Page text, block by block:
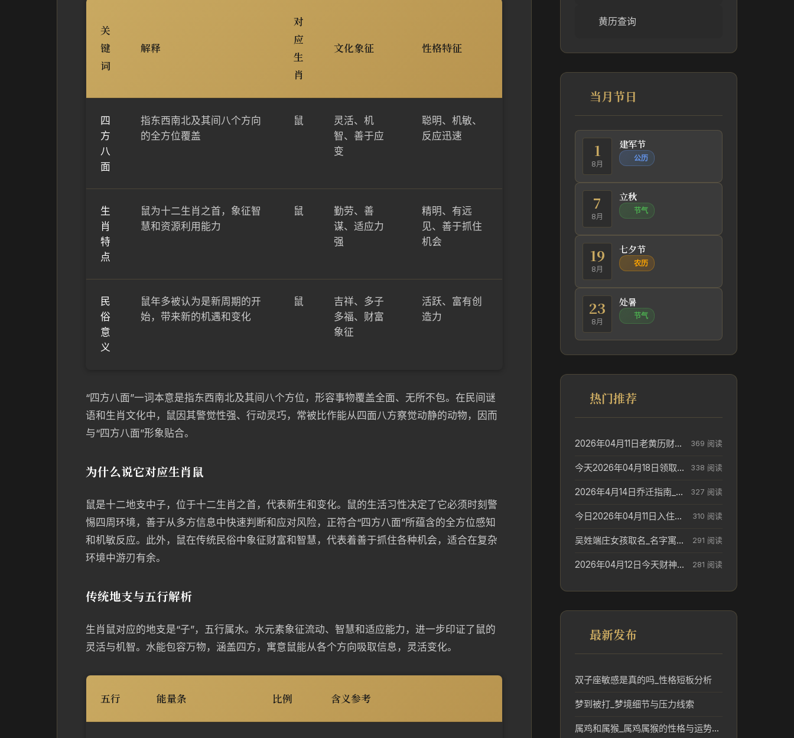
关
键
词
解释
对
应
生
肖
文化象征 性格特征
四
方
八
面
指东西南北及其间八个方向
的全方位覆盖
鼠
灵活、机
智、善于应
变
聪明、机敏、
反应迅速
生
肖
特
点
鼠为十二生肖之首，象征智
慧和资源利用能力
鼠
勤劳、善
谋、适应力
强
精明、有远
见、善于抓住
机会
民
俗
意
义
鼠年多被认为是新周期的开
始，带来新的机遇和变化
鼠
吉祥、多子
多福、财富
象征
活跃、富有创
造力
“四方八面”一词本意是指东西南北及其间八个方位，形容事物覆盖全面、无所不包。在民间谜
语和生肖文化中，鼠因其警觉性强、行动灵巧，常被比作能从四面八方察觉动静的动物，因而
与“四方八面”形象贴合。
为什么说它对应生肖鼠
鼠是十二地支中子，位于十二生肖之首，代表新生和变化。鼠的生活习性决定了它必须时刻警
惕四周环境，善于从多方信息中快速判断和应对风险，正符合“四方八面”所蕴含的全方位感知
和机敏反应。此外，鼠在传统民俗中象征财富和智慧，代表着善于抓住各种机会，适合在复杂
环境中游刃有余。
传统地支与五行解析
生肖鼠对应的地支是“子”，五行属水。水元素象征流动、智慧和适应能力，进一步印证了鼠的
灵活与机智。水能包容万物，涵盖四方，寓意鼠能从各个方向吸取信息，灵活变化。
五行 能量条 比例 含义参考
黄历查询
当月节日
1
8月
建军节
公历
7
8月
立秋
节气
19
8月
七夕节
农历
23
8月
处暑
节气
热门推荐
2026年04月11日老黄历财神方位_财神方位与供奉讲究 369 阅读
今天2026年04月18日领取结婚证老黄历不适合吗_领证日期参考 338 阅读
2026年4月14日乔迁指南_搬家择日参考 327 阅读
今日2026年04月11日入住新居老黄历不适宜吗_搬家择日参考 310 阅读
吴姓端庄女孩取名_名字寓意参考 291 阅读
2026年04月12日今天财神在哪个吉位_财神方位参考 281 阅读
最新发布
双子座敏感是真的吗_性格短板分析
梦到被打_梦境细节与压力线索
属鸡和属猴_属鸡属猴的性格与运势民俗解读